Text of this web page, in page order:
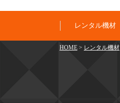
レンタル機材
HOME > レンタル機材